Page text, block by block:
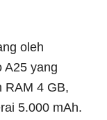
oleh
A25 yang
RAM 4 GB,
5.000 mAh.